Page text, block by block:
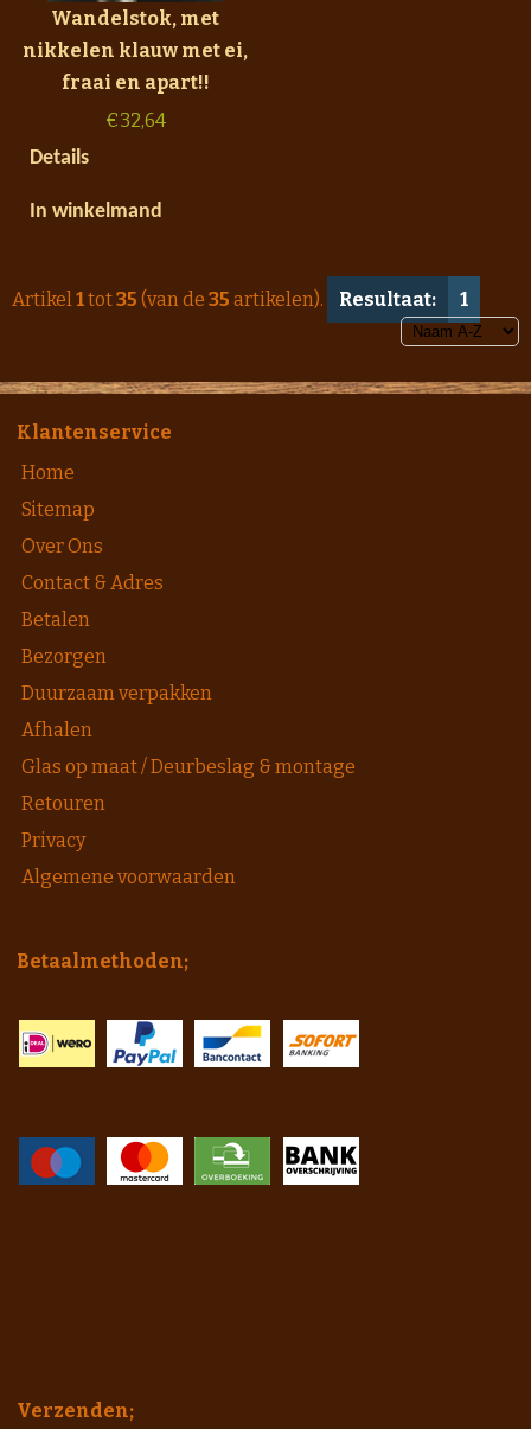
Wandelstok, met
nikkelen klauw met ei,
fraai en apart!!
€32,64
Details
In winkelmand
Artikel1tot35 (van de 35 artikelen). Resultaat: 1
Klantenservice
Home
Sitemap
Over Ons
Contact & Adres
Betalen
Bezorgen
Duurzaam verpakken
Afhalen
Glas op maat / Deurbeslag & montage
Retouren
Privacy
Algemene voorwaarden
Betaalmethoden;
Verzenden;